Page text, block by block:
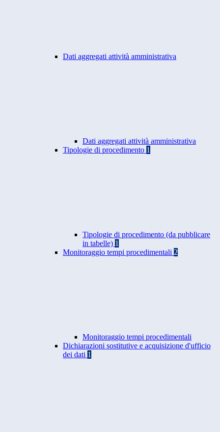
Dati aggregati attività amministrativa
Dati aggregati attività amministrativa
Tipologie di procedimento 1
Tipologie di procedimento (da pubblicare
in tabelle) 1
Monitoraggio tempi procedimentali 2
Monitoraggio tempi procedimentali
Dichiarazioni sostitutive e acquisizione d'ufficio
dei dati 1